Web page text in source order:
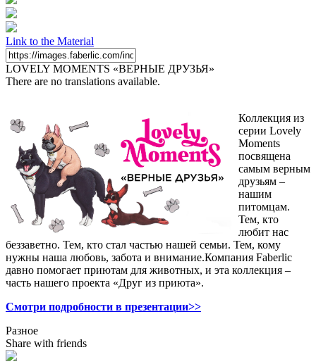
Link to the Material
LOVELY MOMENTS «ВЕРНЫЕ ДРУЗЬЯ»
There are no translations available.
Коллекция из
серии Lovely
Moments
посвящена
самым верным
друзьям –
нашим
питомцам.
Тем, кто
любит нас
беззаветно. Тем, кто стал частью нашей семьи. Тем, кому
нужны наша любовь, забота и внимание.Компания Faberlic
давно помогает приютам для животных, и эта коллекция –
часть нашего проекта «Друг из приюта».
Смотри подробности в презентации>>
Разное
Share with friends